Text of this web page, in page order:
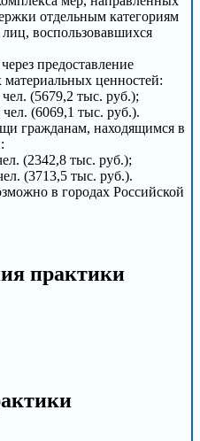
отдельным категориям
лиц, воспользовавшихся
предоставление
ценностей:
(5679,2 тыс. руб.);
(6069,1 тыс. руб.).
гражданам, находящимся в
(2342,8 тыс. руб.);
(3713,5 тыс. руб.).
в городах Российской
практики